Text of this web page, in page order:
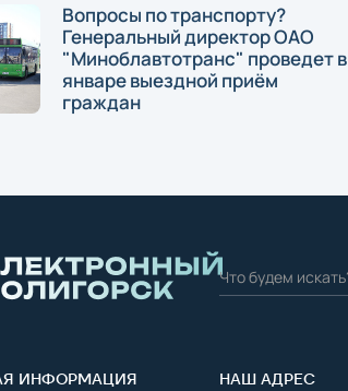
Вопросы по транспорту?
Генеральный директор ОАО
"Миноблавтотранс" проведет в
январе выездной приём
граждан
ИНФОРМАЦИЯ
НАШ АДРЕС